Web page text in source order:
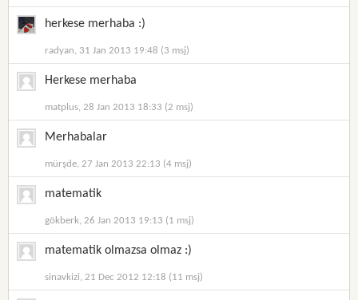
herkese merhaba :)
radyan, 31 Jan 2013 19:48 (3 msj)
Herkese merhaba
matplus, 28 Jan 2013 18:33 (2 msj)
Merhabalar
mürşde, 27 Jan 2013 22:13 (4 msj)
matematik
gökberk, 26 Jan 2013 19:13 (1 msj)
matematik olmazsa olmaz :)
sinavkizi, 21 Dec 2012 12:18 (11 msj)